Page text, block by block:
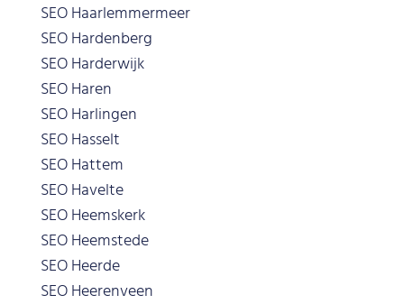
SEO Haarlemmermeer
SEO Hardenberg
SEO Harderwijk
SEO Haren
SEO Harlingen
SEO Hasselt
SEO Hattem
SEO Havelte
SEO Heemskerk
SEO Heemstede
SEO Heerde
SEO Heerenveen